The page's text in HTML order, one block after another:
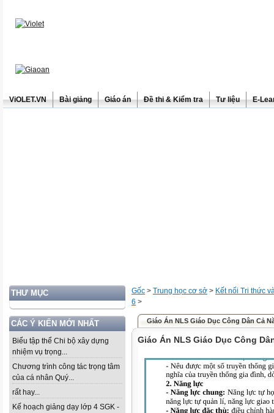
ViOLET.VN Bài giảng Giáo án Đề thi & Kiểm tra Tư liệu E-
THƯ MỤC
CÁC Ý KIẾN MỚI NHẤT
Biểu tập thể Chi bộ xây dựng
nhiệm vụ trọng...
Chương trình công tác trọng tâm
của cá nhân Quý...
rất hay...
Kế hoạch giảng dạy lớp 4 SGK -
Gốc > Trung học cơ sở > Kết nối Tri thức
6 >
Giáo Án NLS Giáo Dục Công Dân Cả
Giáo Án NLS Giáo Dục Công